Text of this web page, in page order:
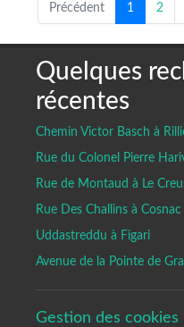
Précédent 1 2
Quelques
récentes
Chemin Victor Basch à
Rue du Colonel Pierre
Rue de Montaud à Le
Rue Des Challins à Cosnac
Uddastreddu à Figari
Avenue de la Pointe de
Gestion des cookies